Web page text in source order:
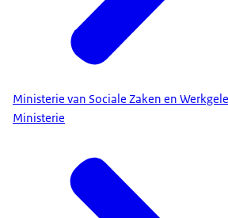
Ministerie van Sociale Zaken en
Ministerie